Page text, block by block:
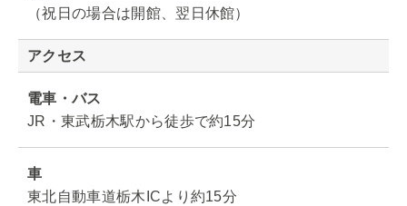
（祝日の場合は開館、翌日休館）
アクセス
電車・バス
JR・東武栃木駅から徒歩で約15分
車
東北自動車道栃木ICより約15分